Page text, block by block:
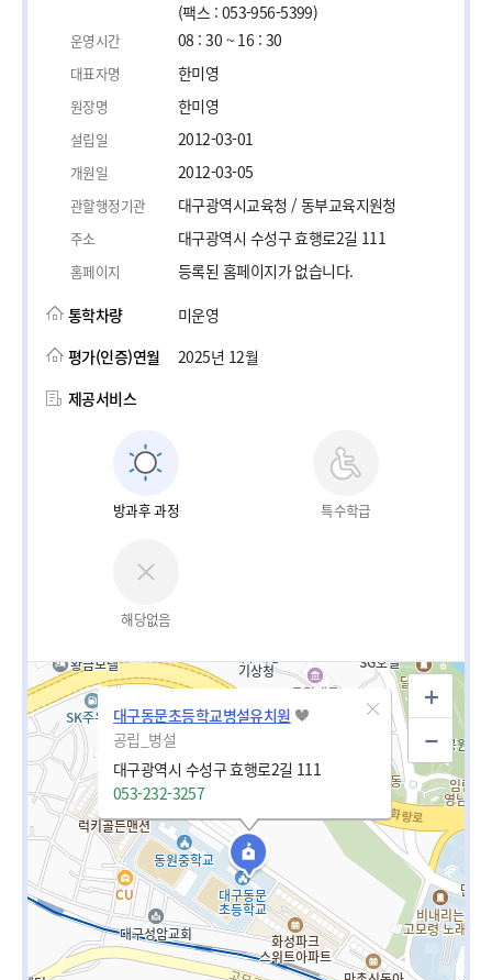
(팩스 : 053-956-5399)
운영시간 08 : 30 ~ 16 : 30
대표자명 한미영
원장명 한미영
설립일 2012-03-01
개원일 2012-03-05
관할행정기관 대구광역시교육청 / 동부교육지원청
주소 대구광역시 수성구 효행로2길 111
홈페이지
등록된 홈페이지가 없습니다.
통학차량
미운영
평가(인증)연월
2025년 12월
제공서비스
방과후 과정 특수학급
해당없음
대구동문초등학교병설유치원
공립_병설
대구광역시 수성구 효행로2길 111
053-232-3257